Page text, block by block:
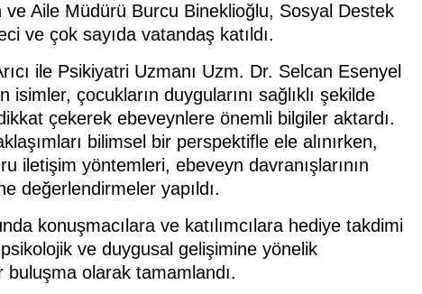
Aile Müdürü Burcu Bineklioğlu, Sosyal Destek
ve çok sayıda vatandaş katıldı.
ile Psikiyatri Uzmanı Uzm. Dr. Selcan Esenyel
çocukların duygularını sağlıklı şekilde
çekerek ebeveynlere önemli bilgiler aktardı.
bilimsel bir perspektifle ele alınırken,
iletişim yöntemleri, ebeveyn davranışlarının
değerlendirmeler yapıldı.
konuşmacılara ve katılımcılara hediye takdimi
ve duygusal gelişimine yönelik
buluşma olarak tamamlandı.